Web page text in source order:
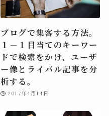
ブログで集客する方法。
１－１目当てのキーワー
ドで検索をかけ、ユーザ
ー像とライバル記事を分
析する。
2017年4月14日